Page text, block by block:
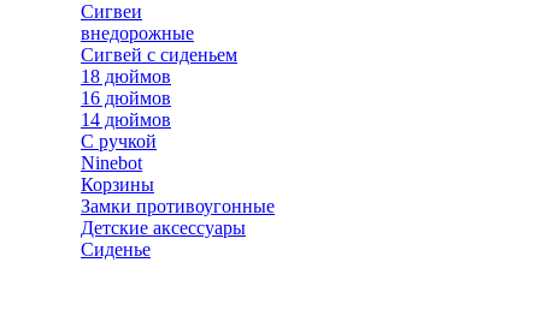
Сигвеи
внедорожные
Сигвей с сиденьем
18 дюймов
16 дюймов
14 дюймов
С ручкой
Ninebot
Корзины
Замки противоугонные
Детские аксессуары
Сиденье